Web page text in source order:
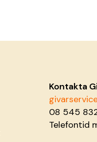
Kontakta
08 545
Telefontid